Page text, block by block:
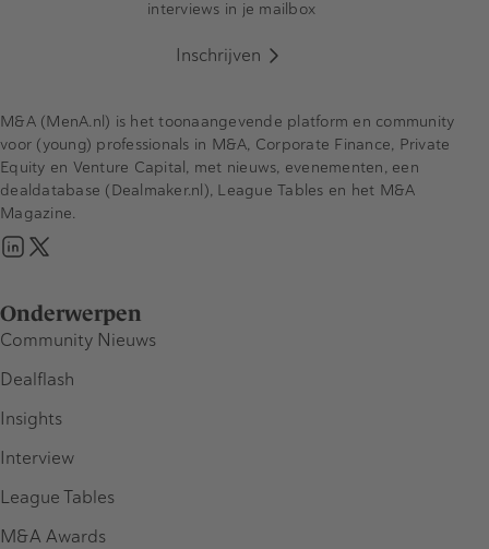
interviews in je mailbox
Inschrijven
Onderwerpen
Community Nieuws
Dealflash
Insights
Interview
League Tables
M&A Awards
M&A (MenA.nl) is het toonaangevende platform en community
voor (young) professionals in M&A, Corporate Finance, Private
Equity en Venture Capital, met nieuws, evenementen, een
dealdatabase (Dealmaker.nl), League Tables en het M&A
Magazine.